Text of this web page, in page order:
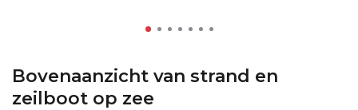
Bovenaanzicht van strand en
zeilboot op zee